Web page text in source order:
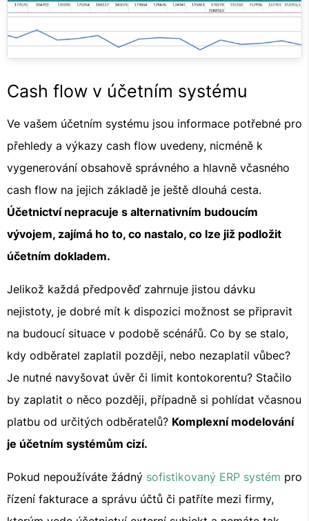
Cash flow v účetním systému
Ve vašem účetním systému jsou informace potřebné pro
přehledy a výkazy cash flow uvedeny, nicméně k
vygenerování obsahově správného a hlavně včasného
cash flow na jejich základě je ještě dlouhá cesta.
Účetnictví nepracuje s alternativním budoucím
vývojem, zajímá ho to, co nastalo, co lze již podložit
účetním dokladem.
Jelikož každá předpověď zahrnuje jistou dávku
nejistoty, je dobré mít k dispozici možnost se připravit
na budoucí situace v podobě scénářů. Co by se stalo,
kdy odběratel zaplatil později, nebo nezaplatil vůbec?
Je nutné navyšovat úvěr či limit kontokorentu? Stačilo
by zaplatit o něco později, případně si pohlídat včasnou
platbu od určitých odběratelů? Komplexní modelování
je účetním systémům cizí.
Pokud nepoužíváte žádný sofistikovaný ERP systém pro
řízení fakturace a správu účtů či patříte mezi firmy,